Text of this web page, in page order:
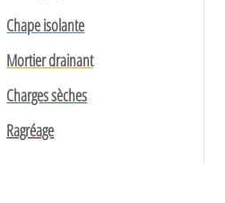
Chape isolante
Mortier drainant
Charges sèches
Ragréage